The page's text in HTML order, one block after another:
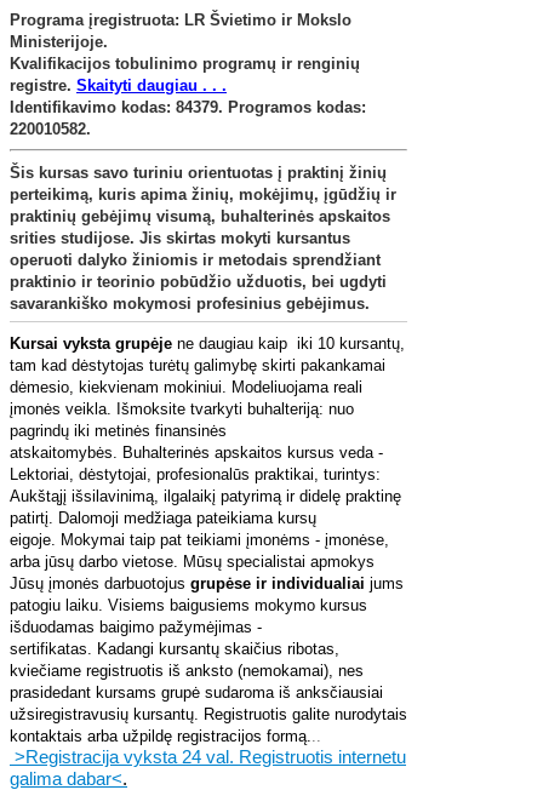
Programa įregistruota: LR Švietimo ir Mokslo
Ministerijoje.
Kvalifikacijos tobulinimo programų ir renginių
registre. Skaityti daugiau . . .
Identifikavimo kodas: 84379. Programos kodas:
220010582.
Šis kursas savo turiniu orientuotas į praktinį žinių
perteikimą, kuris apima žinių, mokėjimų, įgūdžių ir
praktinių gebėjimų visumą, buhalterinės apskaitos
srities studijose. Jis skirtas mokyti kursantus
operuoti dalyko žiniomis ir metodais sprendžiant
praktinio ir teorinio pobūdžio užduotis, bei ugdyti
savarankiško mokymosi profesinius gebėjimus.
Kursai vyksta grupėje ne daugiau kaip iki 10 kursantų,
tam kad dėstytojas turėtų galimybę skirti pakankamai
dėmesio, kiekvienam mokiniui. Modeliuojama reali
įmonės veikla. Išmoksite tvarkyti buhalteriją: nuo
pagrindų iki metinės finansinės
atskaitomybės. Buhalterinės apskaitos kursus veda -
Lektoriai, dėstytojai, profesionalūs praktikai, turintys:
Aukštąjį išsilavinimą, ilgalaikį patyrimą ir didelę praktinę
patirtį. Dalomoji medžiaga pateikiama kursų
eigoje. Mokymai taip pat teikiami įmonėms - įmonėse,
arba jūsų darbo vietose. Mūsų specialistai apmokys
Jūsų įmonės darbuotojus grupėse ir individualiai jums
patogiu laiku. Visiems baigusiems mokymo kursus
išduodamas baigimo pažymėjimas -
sertifikatas. Kadangi kursantų skaičius ribotas,
kviečiame registruotis iš anksto (nemokamai), nes
prasidedant kursams grupė sudaroma iš anksčiausiai
užsiregistravusių kursantų. Registruotis galite nurodytais
kontaktais arba užpildę registracijos formą.
>Registracija vyksta 24 val. Registruotis internetu
galima dabar<.